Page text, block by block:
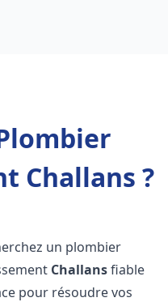
Challans ?
un plombier
Challansfiable
pour résoudre vos